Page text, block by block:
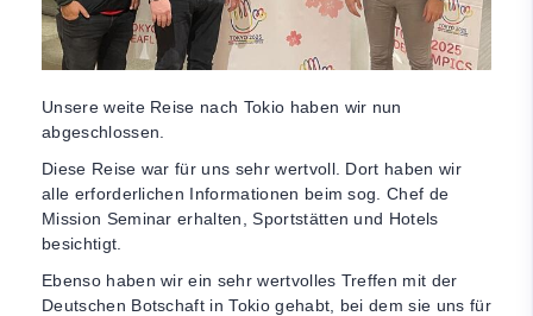
Unsere weite Reise nach Tokio haben wir nun
abgeschlossen.
Diese Reise war für uns sehr wertvoll. Dort haben wir
alle erforderlichen Informationen beim sog. Chef de
Mission Seminar erhalten, Sportstätten und Hotels
besichtigt.
Ebenso haben wir ein sehr wertvolles Treffen mit der
Deutschen Botschaft in Tokio gehabt, bei dem sie uns für